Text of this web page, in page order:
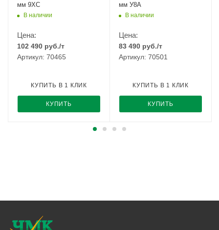
мм 9ХС
В наличии
Цена:
102 490 руб./т
Артикул: 70465
КУПИТЬ
КУПИТЬ В 1 КЛИК
мм У8А
В наличии
Цена:
83 490 руб./т
Артикул: 70501
КУПИТЬ
КУПИТЬ В 1 КЛИК